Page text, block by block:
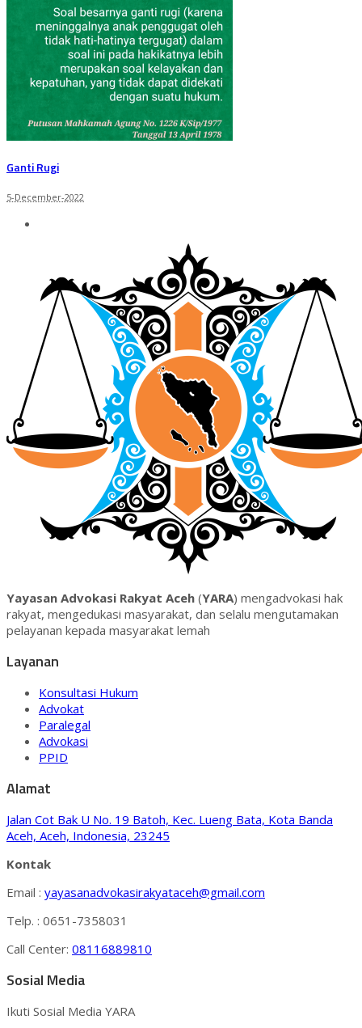
Ganti Rugi
5-December-2022
Yayasan Advokasi Rakyat Aceh (YARA) mengadvokasi hak
rakyat, mengedukasi masyarakat, dan selalu mengutamakan
pelayanan kepada masyarakat lemah
Layanan
Konsultasi Hukum
Advokat
Paralegal
Advokasi
PPID
Alamat
Jalan Cot Bak U No. 19 Batoh, Kec. Lueng Bata, Kota Banda
Aceh, Aceh, Indonesia, 23245
Kontak
Email : yayasanadvokasirakyataceh@gmail.com
Telp. : 0651-7358031
Call Center: 08116889810
Sosial Media
Ikuti Sosial Media YARA